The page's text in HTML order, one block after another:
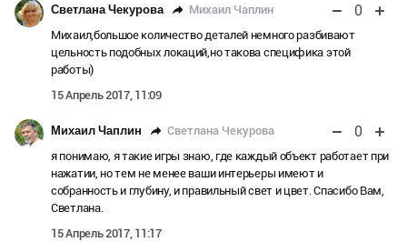
Светлана Чекурова Михаил Чаплин 0
Михаил,большое количество деталей немного разбивают
цельность подобных локаций,но такова специфика этой
работы)
15 Апрель 2017, 11:09
Михаил Чаплин Светлана Чекурова 0
я понимаю, я такие игры знаю, где каждый объект работает при
нажатии, но тем не менее ваши интерьеры имеют и
собранность и глубину, и правильный свет и цвет. Спасибо Вам,
Светлана.
15 Апрель 2017, 11:17